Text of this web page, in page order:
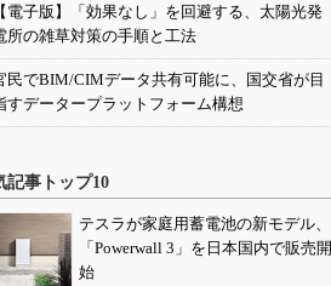
【電子版】「効果なし」を回避する、太陽光発
所の雑草対策の手順と工法
民でBIM/CIMデータ共有可能に、国交省が目
すデータープラットフォーム構想
記事トップ10
テスラが家庭用蓄電池の新モデル、
「Powerwall 3」を日本国内で販売開
始